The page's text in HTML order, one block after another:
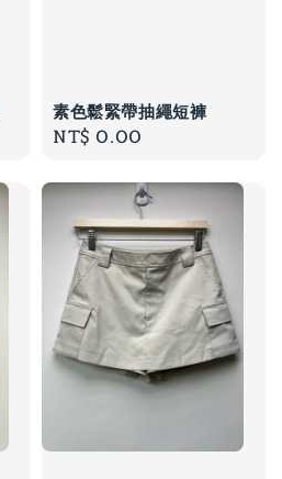
素色鬆緊帶抽繩短褲
Regular
NT$ 0.00